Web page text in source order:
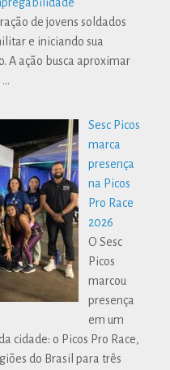
de jovens soldados
e iniciando sua
A ação busca aproximar
…
Sesc Picos
marca
presença
na Picos
Pro Race
2026
O Sesc
Picos
marcou
presença
em um
cidade: o Picos Pro Race,
do Brasil para três